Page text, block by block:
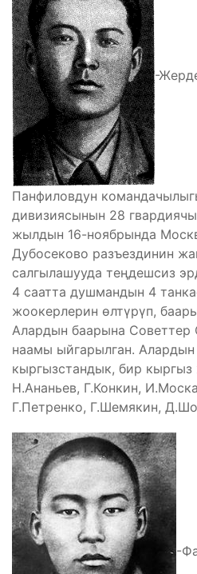
-
Панфиловдун
дивизиясынын 28
жылдын 16-ноябрында
Дубосеково разъездинин
салгылашууда теңдешсиз
4 саатта душмандын 4
жоокерлерин өлтүрүп,
Алардын баарына
наамы ыйгарылган.
кыргызстандык, бир кыргыз
Н.Ананьев, Г.Конкин,
Г.Петренко, Г.Шемякин,
-